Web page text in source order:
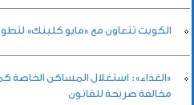
الكويت تتعاون مع «مايو كلينك»
«الغذاء»: استغلال المساكن الخاصة
مخالفة صريحة للقانون